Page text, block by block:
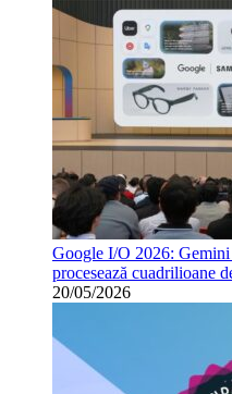
Google I/O 2026:
procesează cuadrilioane
20/05/2026